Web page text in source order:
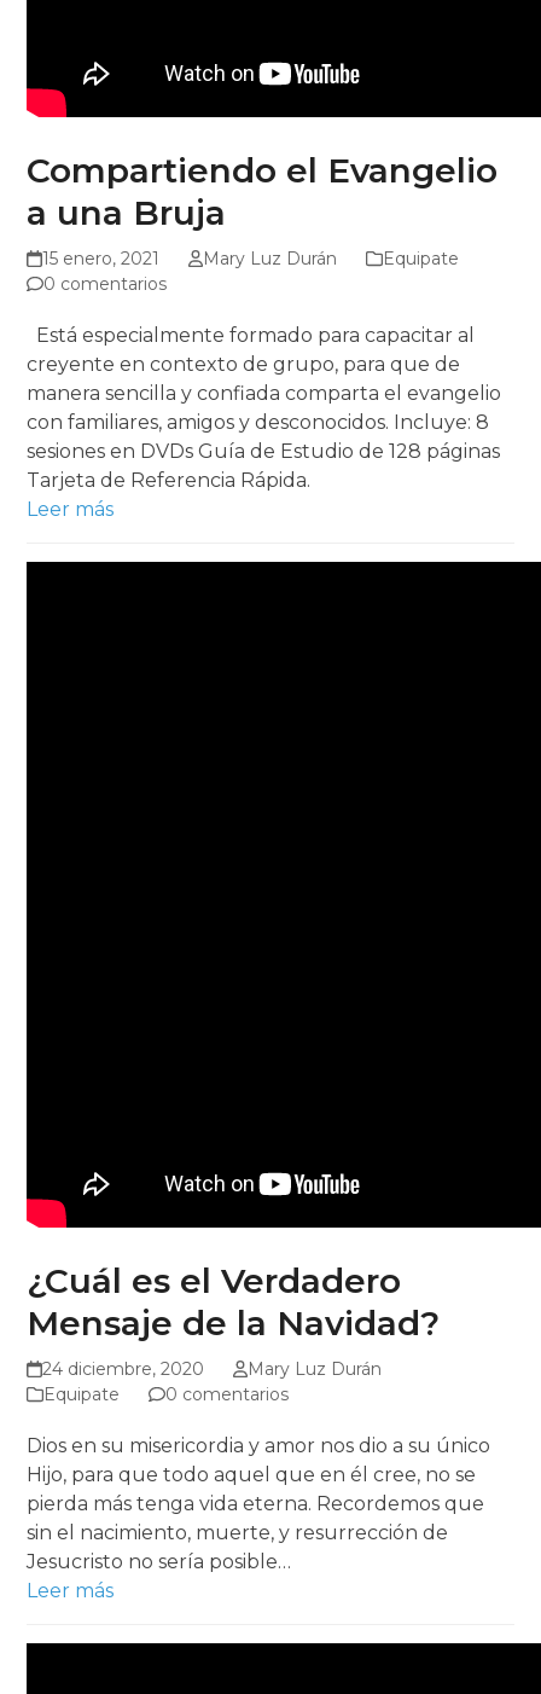
Compartiendo el Evangelio
a una Bruja
15 enero, 2021 Mary Luz Durán
Equipate
0 comentarios
Está especialmente formado para capacitar al
creyente en contexto de grupo, para que de
manera sencilla y confiada comparta el evangelio
con familiares, amigos y desconocidos. Incluye: 8
sesiones en DVDs Guía de Estudio de 128 páginas
Tarjeta de Referencia Rápida.
Leer más
¿Cuál es el Verdadero
Mensaje de la Navidad?
24 diciembre, 2020
Mary Luz Durán
Equipate
0 comentarios
Dios en su misericordia y amor nos dio a su único
Hijo, para que todo aquel que en él cree, no se
pierda más tenga vida eterna. Recordemos que
sin el nacimiento, muerte, y resurrección de
Jesucristo no sería posible…
Leer más